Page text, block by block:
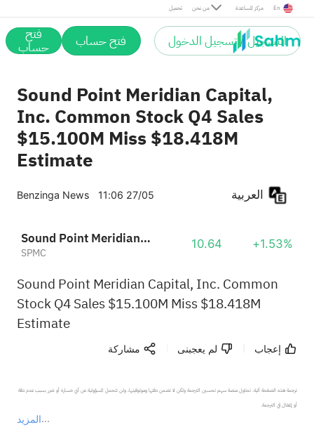
تحميل من نحن مركز المساعدة En
التسجيل / تسجيل الدخول فتح حساب فتح
حساب
Sound Point Meridian Capital,
Inc. Common Stock Q4 Sales
$15.100M Miss $18.418M
Estimate
Benzinga News 11:06 27/05
Sound Point Meridian Capital, Inc.
SPMC
10.64 +1.53%
Sound Point Meridian Capital, Inc. Common
Stock Q4 Sales $15.100M Miss $18.418M
Estimate
إعجاب لم يعجبنى مشاركة
المزيد
ترجمة هذه الصفحة آلية. تحاول منصة سهم تحسين الترجمة ولكن لا تضمن دقتها وموثوقيتها، ولن تتحمل المسؤولية عن أي خسارة أو ضرر بسبب عدم دقة
أو إغفال في الترجمة.